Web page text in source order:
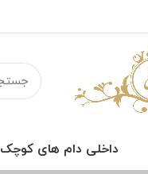
داخلی دام های کوچک